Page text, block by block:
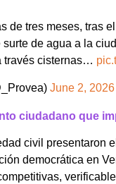
de tres meses, tras
surte de agua a la
través cisternas…
June 2, 2026
ciudadano que
civil presentaron
democrática en